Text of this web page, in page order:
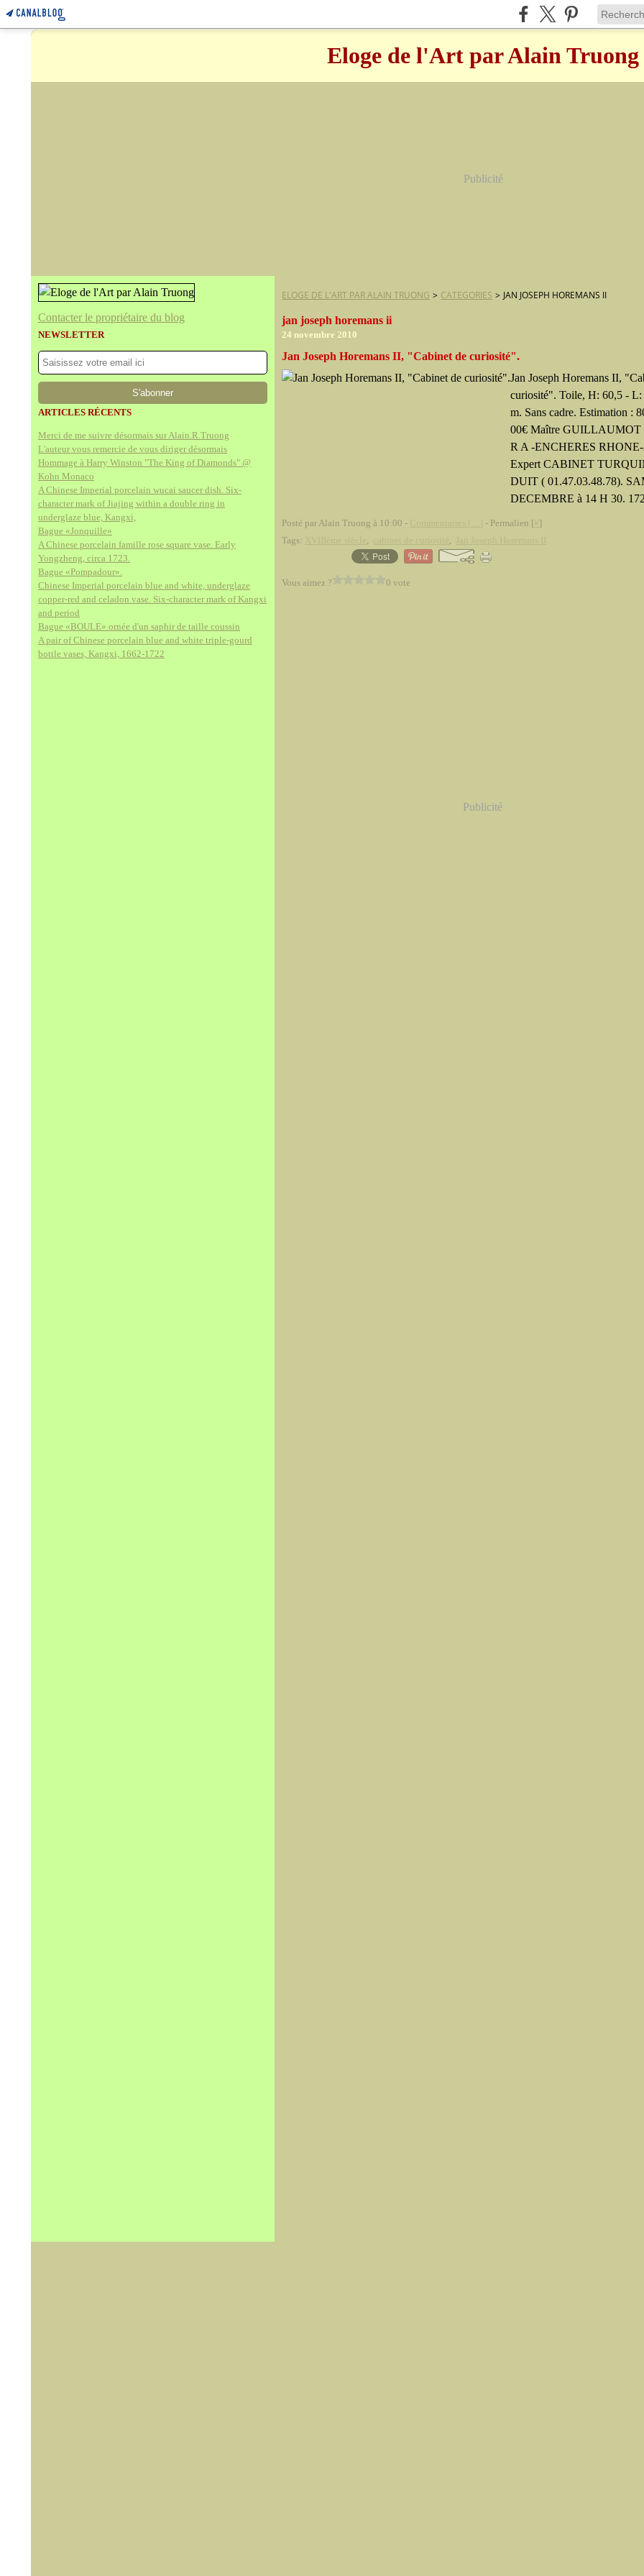
Eloge de l'Art par Alain Truong
Publicité
Contacter le propriétaire du blog
NEWSLETTER
ARTICLES RÉCENTS
Merci de me suivre désormais sur Alain.R.Truong
L'auteur vous remercie de vous diriger désormais
Hommage à Harry Winston "The King of Diamonds" @
Kohn Monaco
A Chinese Imperial porcelain wucai saucer dish. Six-
character mark of Jiajing within a double ring in
underglaze blue, Kangxi,
Bague «Jonquille»
A Chinese porcelain famille rose square vase. Early
Yongzheng, circa 1723.
Bague «Pompadour».
Chinese Imperial porcelain blue and white, underglaze
copper-red and celadon vase. Six-character mark of Kangxi
and period
Bague «BOULE» ornée d'un saphir de taille coussin
A pair of Chinese porcelain blue and white triple-gourd
bottle vases, Kangxi, 1662-1722
ELOGE DE L'ART PAR ALAIN TRUONG > CATEGORIES > JAN JOSEPH HOREMANS II
jan joseph horemans ii
24 novembre 2010
Jan Joseph Horemans II, "Cabinet de curiosité".
Jan Joseph Horemans II,
curiosité". Toile, H: 60,5 - L:
m. Sans cadre. Estimation :
00€ Maître GUILLAUMOT
R A -ENCHERES
Expert CABINET
DUIT ( 01.47.03.48.78).
DECEMBRE à 14 H 30.
Posté par Alain Truong à 10:00 - - Permalien [ ]
Tags:
, ,
Vous aimez ? 0 vote
Publicité